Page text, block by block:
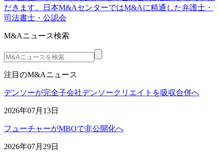
だきます。日本M&AセンターではM&Aに精通した弁護士・
司法書士・公認会
M&Aニュース検索
注目のM&Aニュース
デンソーが完全子会社デンソークリエイトを吸収合併へ
2026年07月13日
フューチャーがMBOで非公開化へ
2026年07月29日